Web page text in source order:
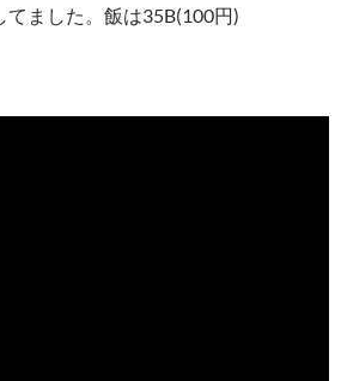
てました。飯は35B(100円)